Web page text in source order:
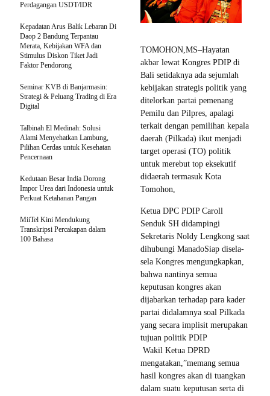
TOMOHON,MS–Hayatan
akbar lewat Kongres PDIP di
Bali setidaknya ada sejumlah
kebijakan strategis politik yang
ditelorkan partai pemenang
Pemilu dan Pilpres, apalagi
terkait dengan pemilihan kepala
daerah (Pilkada) ikut menjadi
target operasi (TO) politik
untuk merebut top eksekutif
didaerah termasuk Kota
Tomohon,
Ketua DPC PDIP Caroll
Senduk SH didampingi
Sekretaris Noldy Lengkong saat
dihubungi ManadoSiap disela-
sela Kongres mengungkapkan,
bahwa nantinya semua
keputusan kongres akan
dijabarkan terhadap para kader
partai didalamnya soal Pilkada
yang secara implisit merupakan
tujuan politik PDIP
Wakil Ketua DPRD
mengatakan,”memang semua
hasil kongres akan di tuangkan
dalam suatu keputusan serta di
Perdagangan USDT/IDR
Kepadatan Arus Balik Lebaran Di
Daop 2 Bandung Terpantau
Merata, Kebijakan WFA dan
Stimulus Diskon Tiket Jadi
Faktor Pendorong
Seminar KVB di Banjarmasin:
Strategi & Peluang Trading di Era
Digital
Talbinah El Medinah: Solusi
Alami Menyehatkan Lambung,
Pilihan Cerdas untuk Kesehatan
Pencernaan
Kedutaan Besar India Dorong
Impor Urea dari Indonesia untuk
Perkuat Ketahanan Pangan
MiiTel Kini Mendukung
Transkripsi Percakapan dalam
100 Bahasa